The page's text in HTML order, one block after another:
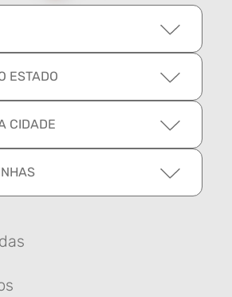
ESTADO
CIDADE